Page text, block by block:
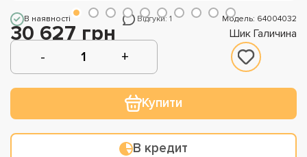
В наявності Відгуки: 1 Модель: 64004032
30 627 грн Шик Галичина
Купити
В кредит